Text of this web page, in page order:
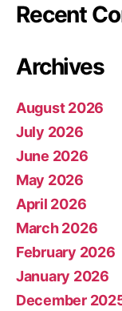
Recent
Archives
August 2026
July 2026
June 2026
May 2026
April 2026
March 2026
February 2026
January 2026
December